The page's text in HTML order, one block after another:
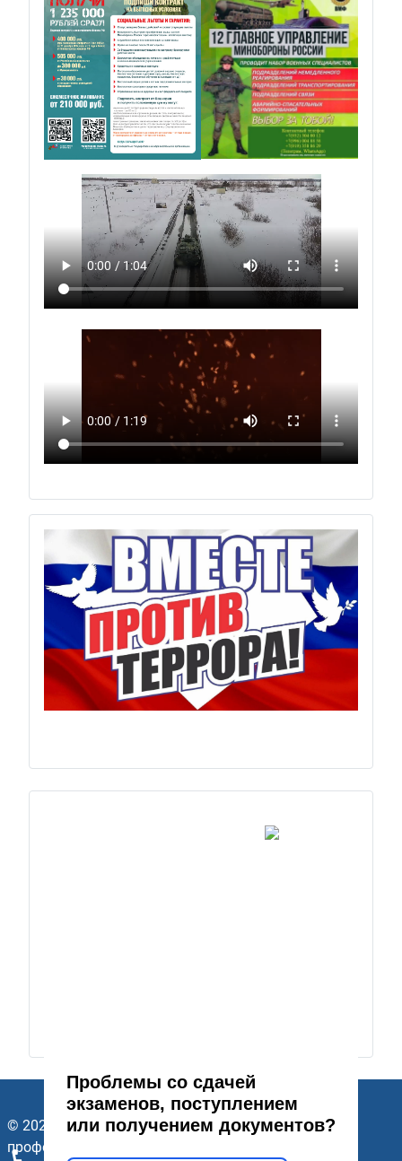
Previous Next
Проблемы со сдачей
экзаменов, поступлением
или получением документов?
© 2026 ГАПОУ Стерлитамакский многопрофильный
профессиональный колледж. Все права защищены.